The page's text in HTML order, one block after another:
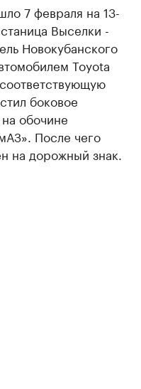
7 февраля на 13-
Выселки -
Новокубанского
Toyota
боковое
обочине
После чего
на дорожный знак.